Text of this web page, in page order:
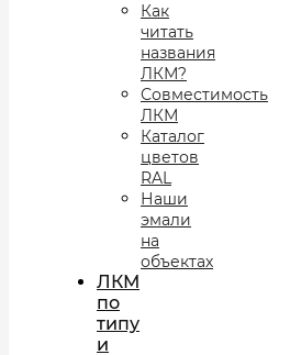
Как
читать
названия
ЛКМ?
Совместимость
ЛКМ
Каталог
цветов
RAL
Наши
эмали
на
объектах
ЛКМ
по
типу
и